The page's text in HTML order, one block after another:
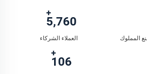
المملوك
6,000
العملاء الشركاء
110